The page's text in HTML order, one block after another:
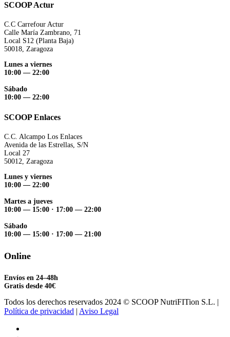
SCOOP Actur
C.C Carrefour Actur
Calle María Zambrano, 71
Local S12 (Planta Baja)
50018, Zaragoza
Lunes a viernes
10:00 — 22:00
Sábado
10:00 — 22:00
SCOOP Enlaces
C.C. Alcampo Los Enlaces
Avenida de las Estrellas, S/N
Local 27
50012, Zaragoza
Lunes y viernes
10:00 — 22:00
Martes a jueves
10:00 — 15:00 · 17:00 — 22:00
Sábado
10:00 — 15:00 · 17:00 — 21:00
Online
Envíos en 24–48h
Gratis desde 40€
Todos los derechos reservados 2024 © SCOOP NutriFITion S.L. |
Política de privacidad | Aviso Legal